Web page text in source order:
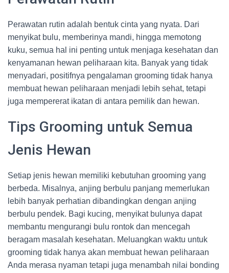
Perawatan rutin adalah bentuk cinta yang nyata. Dari
menyikat bulu, memberinya mandi, hingga memotong
kuku, semua hal ini penting untuk menjaga kesehatan dan
kenyamanan hewan peliharaan kita. Banyak yang tidak
menyadari, positifnya pengalaman grooming tidak hanya
membuat hewan peliharaan menjadi lebih sehat, tetapi
juga mempererat ikatan di antara pemilik dan hewan.
Tips Grooming untuk Semua
Jenis Hewan
Setiap jenis hewan memiliki kebutuhan grooming yang
berbeda. Misalnya, anjing berbulu panjang memerlukan
lebih banyak perhatian dibandingkan dengan anjing
berbulu pendek. Bagi kucing, menyikat bulunya dapat
membantu mengurangi bulu rontok dan mencegah
beragam masalah kesehatan. Meluangkan waktu untuk
grooming tidak hanya akan membuat hewan peliharaan
Anda merasa nyaman tetapi juga menambah nilai bonding